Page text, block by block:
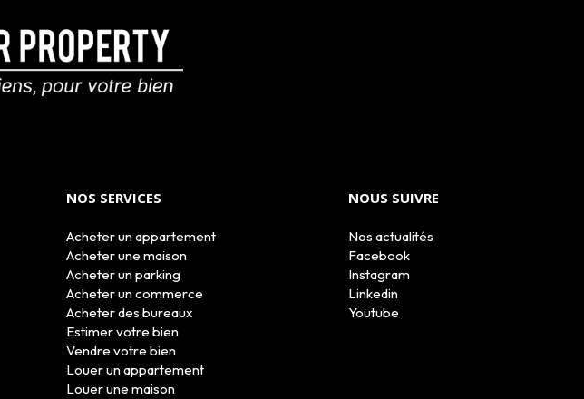
NOS SERVICES
Acheter un appartement
Acheter une maison
Acheter un parking
Acheter un commerce
Acheter des bureaux
Estimer votre bien
Vendre votre bien
Louer un appartement
Louer une maison
NOUS SUIVRE
Nos actualités
Facebook
Instagram
Linkedin
Youtube